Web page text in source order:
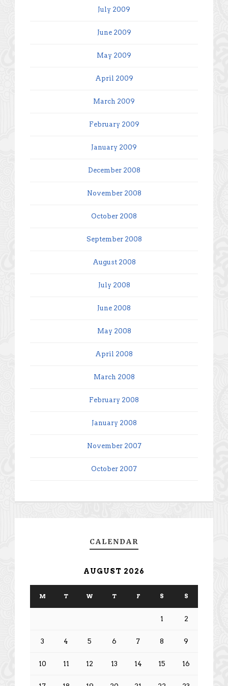
July 2009
June 2009
May 2009
April 2009
March 2009
February 2009
January 2009
December 2008
November 2008
October 2008
September 2008
August 2008
July 2008
June 2008
May 2008
April 2008
March 2008
February 2008
January 2008
November 2007
October 2007
CALENDAR
AUGUST 2026
M T W T F S S
1 2
3 4 5 6 7 8 9
10 11 12 13 14 15 16